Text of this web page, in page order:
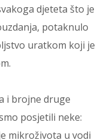
djeteta što je
potaknulo
uratkom koji je
i brojne druge
posjetili neke:
mikroživota u vodi